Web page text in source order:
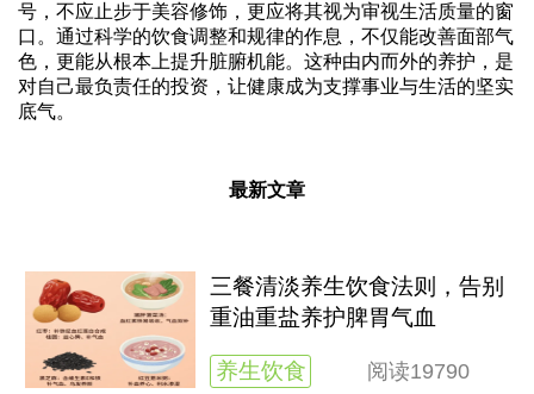
号，不应止步于美容修饰，更应将其视为审视生活质量的窗
口。通过科学的饮食调整和规律的作息，不仅能改善面部气
色，更能从根本上提升脏腑机能。这种由内而外的养护，是
对自己最负责任的投资，让健康成为支撑事业与生活的坚实
底气。
最新文章
三餐清淡养生饮食法则，告别
重油重盐养护脾胃气血
养生饮食 阅读19790